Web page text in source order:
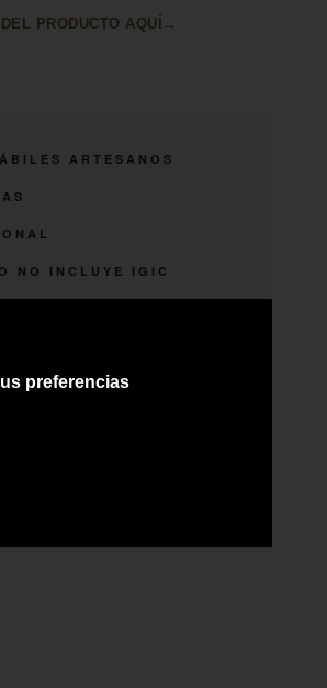
PRODUCTO AQUÍ→
ARTESANOS
NO INCLUYE IGIC
preferencias